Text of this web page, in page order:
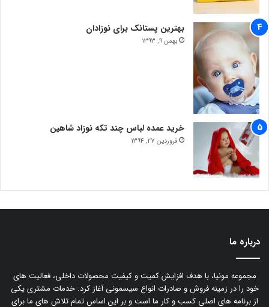
بهترین پستانک برای نوزادان
بهمن 9, 1393
خرید عمده لباس چند تکه نوزاد شاهین
فروردین 27, 1394
درباره ما
مجموعه مونیا، با هدف افزایش کمیت و کیفیت محصولات داخلی، فعالیت های
خود را در زمینه فروش و صادرات انواع سیسمونی آغاز کرد. خدمات مشتری یکی
از برنامه های اصلی کسب و کار ما است و بر این اساس تمام تلاش های ما برای